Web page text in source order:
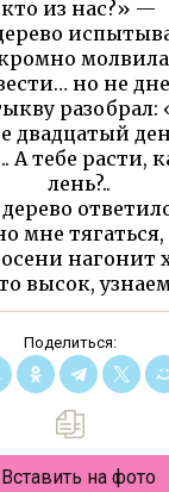
кто из нас?» —
молвила
но не
разобрал:
двадцатый
тебе расти,
лень?..
мне
нагонит
высок,
Поделиться:
Вставить на фото